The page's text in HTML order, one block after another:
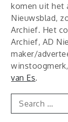
komen uit het
Nieuwsblad,
Archief. Het
Archief, AD
maker/
van Es.
Search
for: